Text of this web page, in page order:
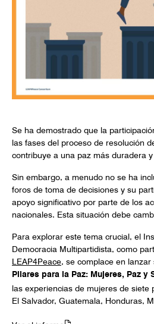
Se ha demostrado que la
las fases del proceso de resolución
contribuye a una paz más duradera y
Sin embargo, a menudo no se ha
foros de toma de decisiones y su
apoyo significativo por parte de los
nacionales. Esta situación debe
Para explorar este tema crucial, el
Democracia Multipartidista, como
LEAP4Peace , se complace en lanzar
Pilares para la Paz: Mujeres, Paz y
las experiencias de mujeres de siete
El Salvador, Guatemala, Honduras,